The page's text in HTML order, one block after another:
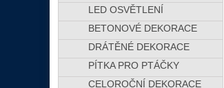
LED OSVĚTLENÍ
BETONOVÉ DEKORACE
DRÁTĚNÉ DEKORACE
PÍTKA PRO PTÁČKY
CELOROČNÍ DEKORACE